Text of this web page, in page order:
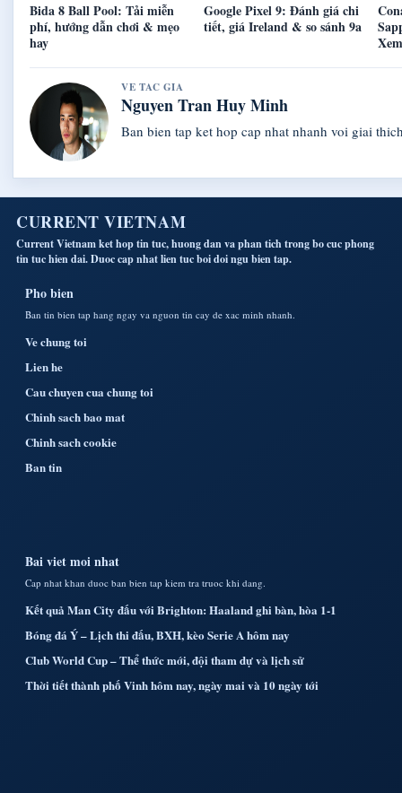
Bida 8 Ball Pool: Tải miễn
phí, hướng dẫn chơi & mẹo
hay
Google Pixel 9: Đánh giá chi
tiết, giá Ireland & so sánh 9a
VE TAC GIA
Nguyen Tran Huy Minh
Ban bien tap ket hop cap nhat nhanh voi giai
CURRENT VIETNAM
Current Vietnam ket hop tin tuc, huong dan va phan tich trong bo cuc phong
tin tuc hien dai. Duoc cap nhat lien tuc boi doi ngu bien tap.
Pho bien
Ban tin bien tap hang ngay va nguon tin cay de xac minh nhanh.
Ve chung toi
Lien he
Cau chuyen cua chung toi
Chinh sach bao mat
Chinh sach cookie
Ban tin
Bai viet moi nhat
Cap nhat khan duoc ban bien tap kiem tra truoc khi dang.
Kết quả Man City đấu với Brighton: Haaland ghi bàn, hòa 1-1
Bóng đá Ý – Lịch thi đấu, BXH, kèo Serie A hôm nay
Club World Cup – Thể thức mới, đội tham dự và lịch sử
Thời tiết thành phố Vinh hôm nay, ngày mai và 10 ngày tới